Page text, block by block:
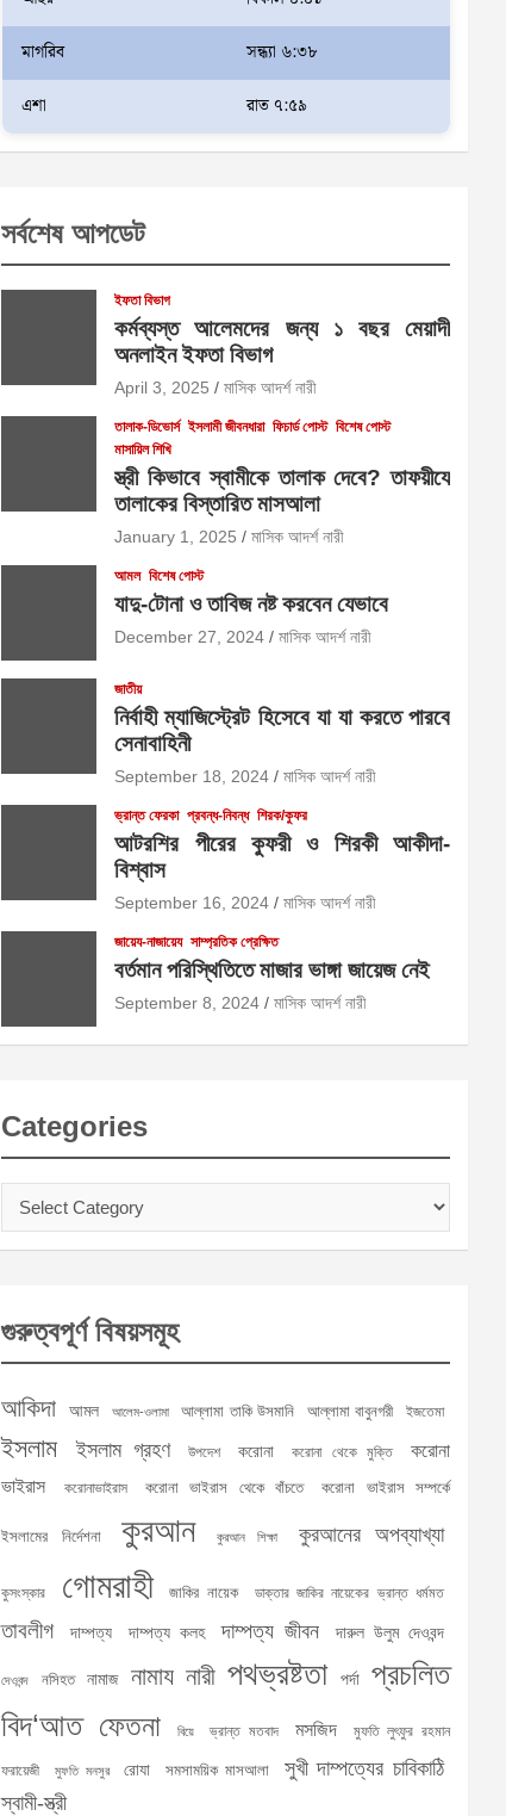
মাগরিব সন্ধ্যা ৬:৩৮
এশা রাত ৭:৫৯
সর্বশেষ আপডেট
ইফতা বিভাগ
কর্মব্যস্ত আলেমদের জন্য ১ বছর মেয়াদী
অনলাইন ইফতা বিভাগ
April 3, 2025 মাসিক আদর্শ নারী
তালাক-ডিভোর্স ইসলামী জীবনধারা ফিচার্ড পোস্ট বিশেষ পোস্ট
মাসায়িল শিখি
স্ত্রী কিভাবে স্বামীকে তালাক দেবে? তাফয়ীযে
তালাকের বিস্তারিত মাসআলা
January 1, 2025 মাসিক আদর্শ নারী
আমল বিশেষ পোস্ট
যাদু-টোনা ও তাবিজ নষ্ট করবেন যেভাবে
December 27, 2024 মাসিক আদর্শ নারী
জাতীয়
নির্বাহী ম্যাজিস্ট্রেট হিসেবে যা যা করতে পারবে
সেনাবাহিনী
September 18, 2024 মাসিক আদর্শ নারী
ভ্রান্ত ফেরকা প্রবন্ধ-নিবন্ধ শিরক/কুফর
আটরশির পীরের কুফরী ও শিরকী আকীদা-
বিশ্বাস
September 16, 2024 মাসিক আদর্শ নারী
জায়েয-নাজায়েয সাম্প্রতিক প্রেক্ষিত
বর্তমান পরিস্থিতিতে মাজার ভাঙ্গা জায়েজ নেই
September 8, 2024 মাসিক আদর্শ নারী
Categories
Categories
গুরুত্বপূর্ণ বিষয়সমূহ
আকিদা আমল আলেম-ওলামা আল্লামা তাকি উসমানি আল্লামা বাবুনগরী ইজতেমা
ইসলাম ইসলাম গ্রহণ উপদেশ করোনা করোনা থেকে মুক্তি
করোনা
ভাইরাস
করোনাভাইরাস করোনা ভাইরাস থেকে বাঁচতে করোনা ভাইরাস সম্পর্কে
ইসলামের নির্দেশনা কুরআন কুরআন শিক্ষা কুরআনের অপব্যাখ্যা
কুসংস্কার গোমরাহী জাকির নায়েক ডাক্তার জাকির নায়েকের ভ্রান্ত ধর্মমত
তাবলীগ দাম্পত্য দাম্পত্য কলহ দাম্পত্য জীবন দারুল উলুম দেওবন্দ
দেওবন্দ নসিহত নামাজ নামায নারী পথভ্রষ্টতা পর্দা
প্রচলিত
বিদ‘আত ফেতনা বিয়ে ভ্রান্ত মতবাদ মসজিদ মুফতি লুৎফুর রহমান
ফরায়েজী মুফতি মনসুর রোযা সমসাময়িক মাসআলা সুখী দাম্পত্যের চাবিকাঠি
স্বামী-স্ত্রী